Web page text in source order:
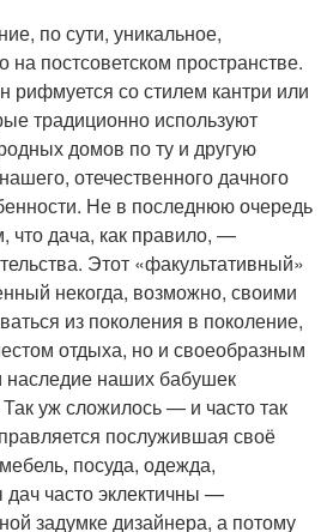
по сути, уникальное,
постсоветском пространстве.
рифмуется со стилем кантри или
традиционно используют
домов по ту и другую
отечественного дачного
Не в последнюю очередь
что дача, как правило, —
Этот «факультативный»
некогда, возможно, своими
из поколения в поколение,
отдыха, но и своеобразным
наших бабушек
уж сложилось — и часто так
послужившая своё
посуда, одежда,
часто эклектичны —
задумке дизайнера, а потому